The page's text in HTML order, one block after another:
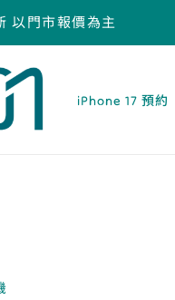
以門市報價為主
iPhone 17 預約